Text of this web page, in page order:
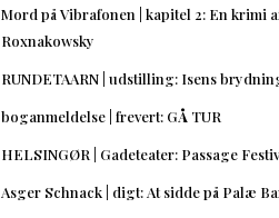
Mord på Vibrafonen | kapitel 2: En krimi
Roxnakowsky
RUNDETAARN | udstilling: Isens
boganmeldelse | frevert: GÅ TUR
HELSINGØR | Gadeteater: Passage
Asger Schnack | digt: At sidde på Palæ